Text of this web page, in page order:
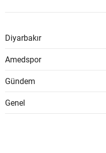
Diyarbakır
Amedspor
Gündem
Genel